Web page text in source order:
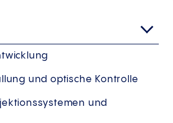
und optische Kontrolle
und